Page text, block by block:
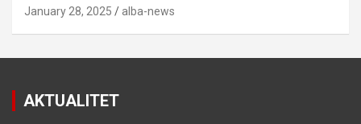
January 28, 2025 alba-news
AKTUALITET